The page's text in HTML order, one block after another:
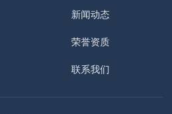
新闻动态
荣誉资质
联系我们